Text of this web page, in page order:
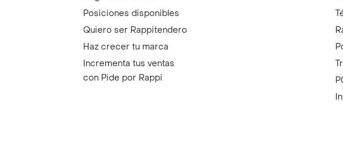
Posiciones disponibles
Quiero ser Rappitendero
Haz crecer tu marca
Incrementa tus ventas
con Pide por Rappi